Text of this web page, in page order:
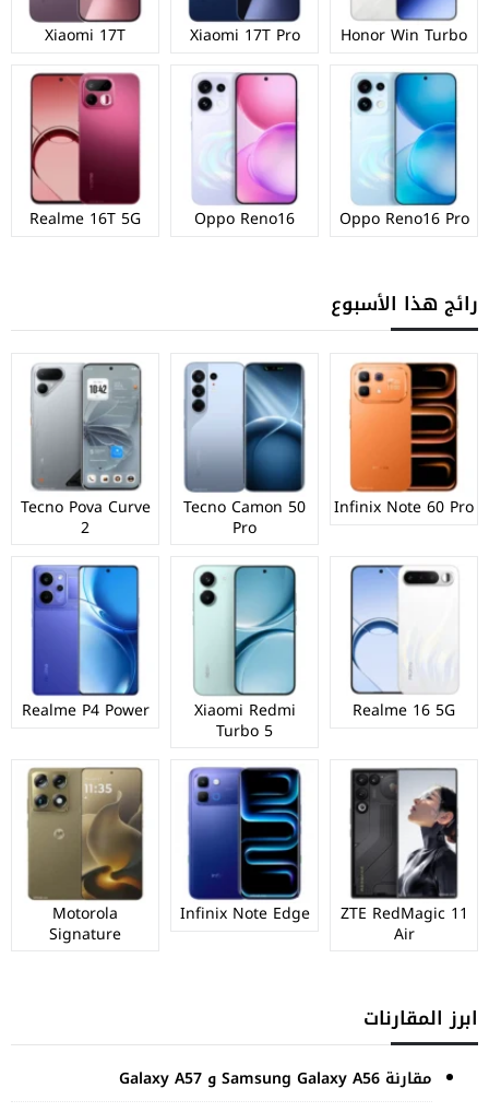
Honor Win Turbo
Xiaomi 17T Pro
Xiaomi 17T
Oppo Reno16 Pro
Oppo Reno16
Realme 16T 5G
رائج هذا الأسبوع
Infinix Note 60 Pro
Tecno Camon 50
Pro
Tecno Pova Curve
2
Realme 16 5G
Xiaomi Redmi
Turbo 5
Realme P4 Power
ZTE RedMagic 11
Air
Infinix Note Edge
Motorola
Signature
ابرز المقارنات
مقارنة Samsung Galaxy A56 و Galaxy A57